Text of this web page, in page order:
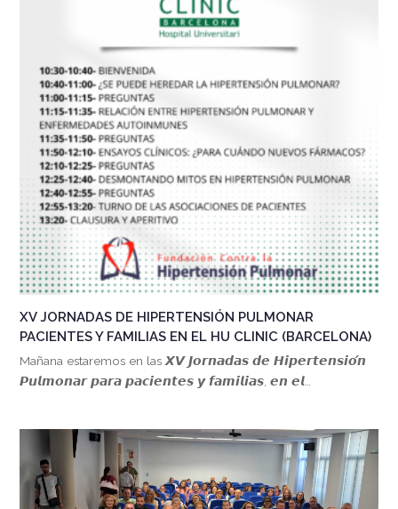
XV JORNADAS DE HIPERTENSIÓN PULMONAR
PACIENTES Y FAMILIAS EN EL HU CLINIC (BARCELONA)
Mañana estaremos en las 𝙓𝙑 𝙅𝙤𝙧𝙣𝙖𝙙𝙖𝙨 𝙙𝙚 𝙃𝙞𝙥𝙚𝙧𝙩𝙚𝙣𝙨𝙞𝙤́𝙣
𝙋𝙪𝙡𝙢𝙤𝙣𝙖𝙧 𝙥𝙖𝙧𝙖 𝙥𝙖𝙘𝙞𝙚𝙣𝙩𝙚𝙨 𝙮 𝙛𝙖𝙢𝙞𝙡𝙞𝙖𝙨, 𝙚𝙣 𝙚𝙡…